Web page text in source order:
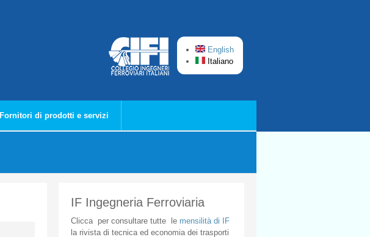
English
Italiano
Fornitori di prodotti e servizi
IF Ingegneria Ferroviaria
Cliccaper consultare tuttele mensilità di IF
la rivista di tecnica ed economia dei trasporti